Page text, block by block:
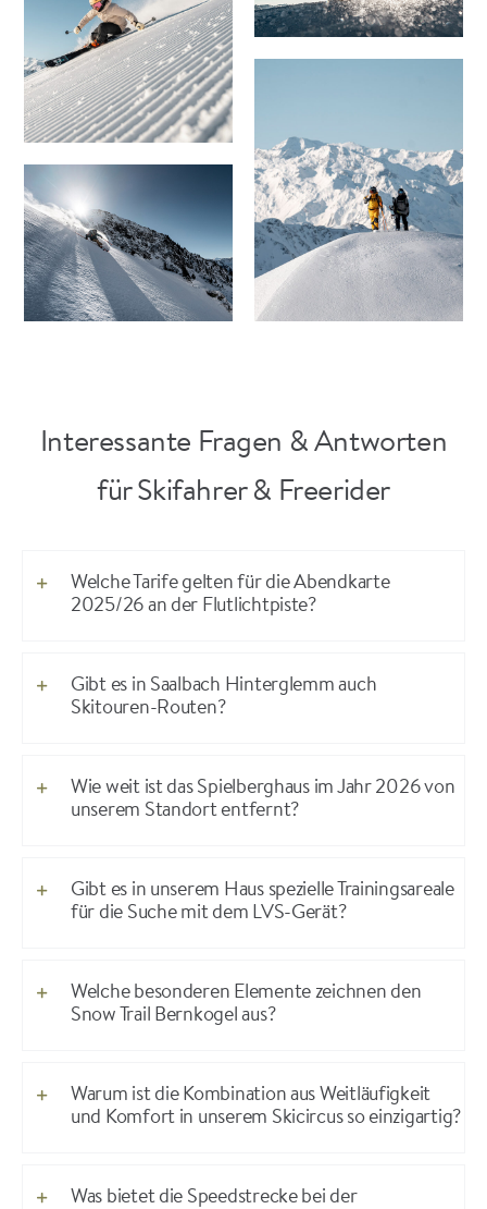
Interessante Fragen & Antworten
für Skifahrer & Freerider
Welche Tarife gelten für die Abendkarte
2025/26 an der Flutlichtpiste?
Gibt es in Saalbach Hinterglemm auch
Skitouren-Routen?
Wie weit ist das Spielberghaus im Jahr 2026 von
unserem Standort entfernt?
Gibt es in unserem Haus spezielle Trainingsareale
für die Suche mit dem LVS-Gerät?
Welche besonderen Elemente zeichnen den
Snow Trail Bernkogel aus?
Warum ist die Kombination aus Weitläufigkeit
und Komfort in unserem Skicircus so einzigartig?
Was bietet die Speedstrecke bei der